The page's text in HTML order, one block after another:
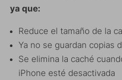
ya que:
Reduce el tamaño de la
Ya no se guardan copias
Se elimina la caché
iPhone esté desactivada